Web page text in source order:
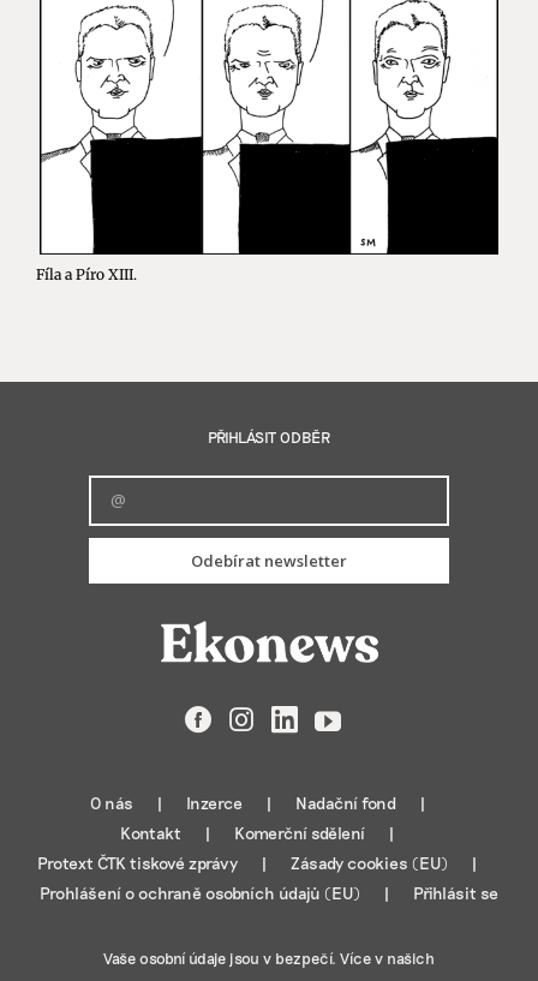
Fíla a Píro XIII.
PŘIHLÁSIT ODBĚR
Odebírat newsletter
FacebookInstagramLinkedIn
YouTube
O nás Inzerce
Nadační fond
Kontakt
Komerční sdělení
Protext ČTK tiskové zprávy
Zásady cookies (EU)
Prohlášení o ochraně osobních údajů (EU)
Přihlásit se
Vaše osobní údaje jsou v bezpečí. Více v našich